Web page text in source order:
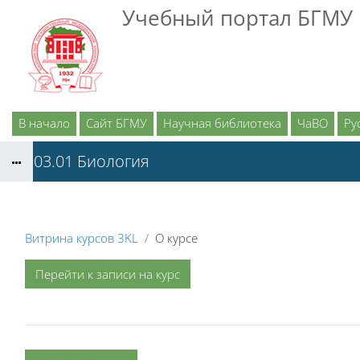
Перейти к основному содержаниюУчебный портал БГМУ
В начало Сайт БГМУ Научная библиотека ЧаВО
06.03.01 Биология
Витрина курсов 3KL О курсе
Перейти к записи на курс